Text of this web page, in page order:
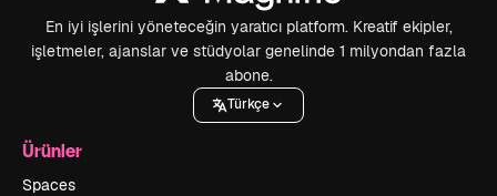
En iyi işlerini yöneteceğin yaratıcı platform. Kreatif ekipler,
işletmeler, ajanslar ve stüdyolar genelinde 1 milyondan fazla
abone.
Türkçe
Ürünler
Spaces